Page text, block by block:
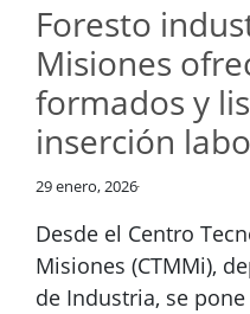
Foresto
Misiones
formados y
inserción
29 enero, 2026
Desde el Centro
Misiones (CTMMi),
de Industria, se